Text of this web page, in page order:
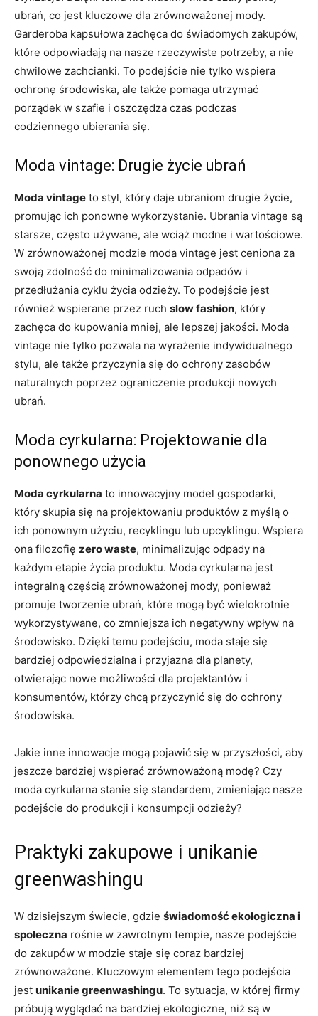
ubrań, co jest kluczowe dla zrównoważonej mody.
Garderoba kapsułowa zachęca do świadomych zakupów,
które odpowiadają na nasze rzeczywiste potrzeby, a nie
chwilowe zachcianki. To podejście nie tylko wspiera
ochronę środowiska, ale także pomaga utrzymać
porządek w szafie i oszczędza czas podczas
codziennego ubierania się.
Moda vintage: Drugie życie ubrań
Moda vintage to styl, który daje ubraniom drugie życie,
promując ich ponowne wykorzystanie. Ubrania vintage są
starsze, często używane, ale wciąż modne i wartościowe.
W zrównoważonej modzie moda vintage jest ceniona za
swoją zdolność do minimalizowania odpadów i
przedłużania cyklu życia odzieży. To podejście jest
również wspierane przez ruch slow fashion, który
zachęca do kupowania mniej, ale lepszej jakości. Moda
vintage nie tylko pozwala na wyrażenie indywidualnego
stylu, ale także przyczynia się do ochrony zasobów
naturalnych poprzez ograniczenie produkcji nowych
ubrań.
Moda cyrkularna: Projektowanie dla
ponownego użycia
Moda cyrkularna to innowacyjny model gospodarki,
który skupia się na projektowaniu produktów z myślą o
ich ponownym użyciu, recyklingu lub upcyklingu. Wspiera
ona filozofię zero waste, minimalizując odpady na
każdym etapie życia produktu. Moda cyrkularna jest
integralną częścią zrównoważonej mody, ponieważ
promuje tworzenie ubrań, które mogą być wielokrotnie
wykorzystywane, co zmniejsza ich negatywny wpływ na
środowisko. Dzięki temu podejściu, moda staje się
bardziej odpowiedzialna i przyjazna dla planety,
otwierając nowe możliwości dla projektantów i
konsumentów, którzy chcą przyczynić się do ochrony
środowiska.
Jakie inne innowacje mogą pojawić się w przyszłości, aby
jeszcze bardziej wspierać zrównoważoną modę? Czy
moda cyrkularna stanie się standardem, zmieniając nasze
podejście do produkcji i konsumpcji odzieży?
Praktyki zakupowe i unikanie
greenwashingu
W dzisiejszym świecie, gdzie świadomość ekologiczna i
społeczna rośnie w zawrotnym tempie, nasze podejście
do zakupów w modzie staje się coraz bardziej
zrównoważone. Kluczowym elementem tego podejścia
jest unikanie greenwashingu. To sytuacja, w której firmy
próbują wyglądać na bardziej ekologiczne, niż są w